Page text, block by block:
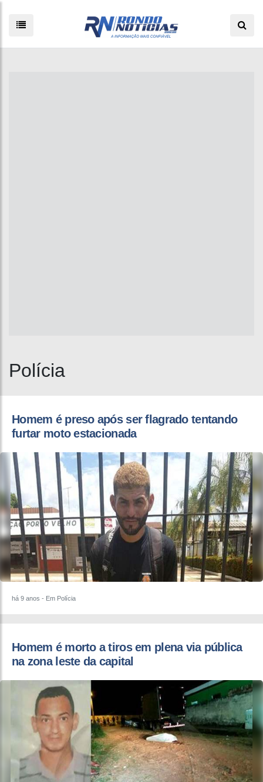
Polícia
Homem é preso após ser flagrado tentando
furtar moto estacionada
há 9 anos - Em Polícia
Homem é morto a tiros em plena via pública
na zona leste da capital